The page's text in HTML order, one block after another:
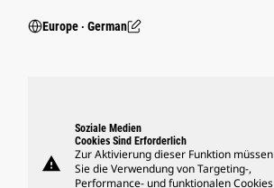
Europe ‧ German
warning
Soziale Medien
Cookies Sind Erforderlich
Zur Aktivierung dieser Funktion müssen
Sie die Verwendung von Targeting-,
Performance- und funktionalen Cookies